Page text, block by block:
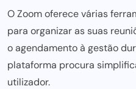
O Zoom oferece várias
para organizar as suas
o agendamento à gestão
plataforma procura
utilizador.